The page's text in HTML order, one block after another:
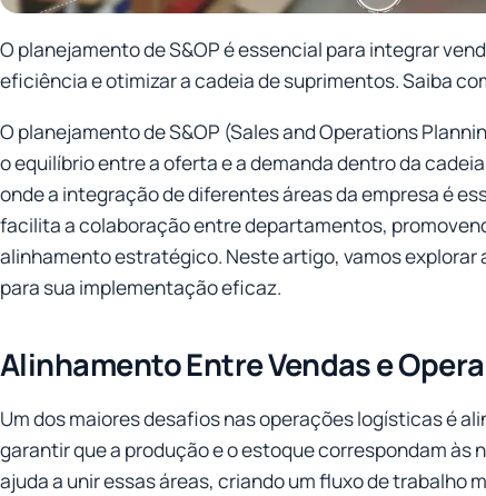
O planejamento de S&OP é essencial para integrar
eficiência e otimizar a cadeia de suprimentos. Saiba
O planejamento de S&OP (Sales and Operations
o equilíbrio entre a oferta e a demanda dentro da
onde a integração de diferentes áreas da empresa é
facilita a colaboração entre departamentos,
alinhamento estratégico. Neste artigo, vamos explorar
para sua implementação eficaz.
Alinhamento Entre Vendas e
Um dos maiores desafios nas operações logísticas é
garantir que a produção e o estoque correspondam às
ajuda a unir essas áreas, criando um fluxo de trabalho